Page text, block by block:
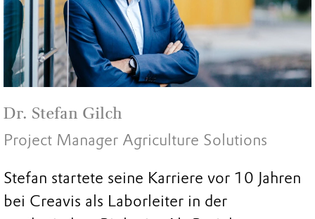
Dr. Stefan Gilch
Project Manager Agriculture Solutions
Stefan startete seine Karriere vor 10 Jahren
bei Creavis als Laborleiter in der